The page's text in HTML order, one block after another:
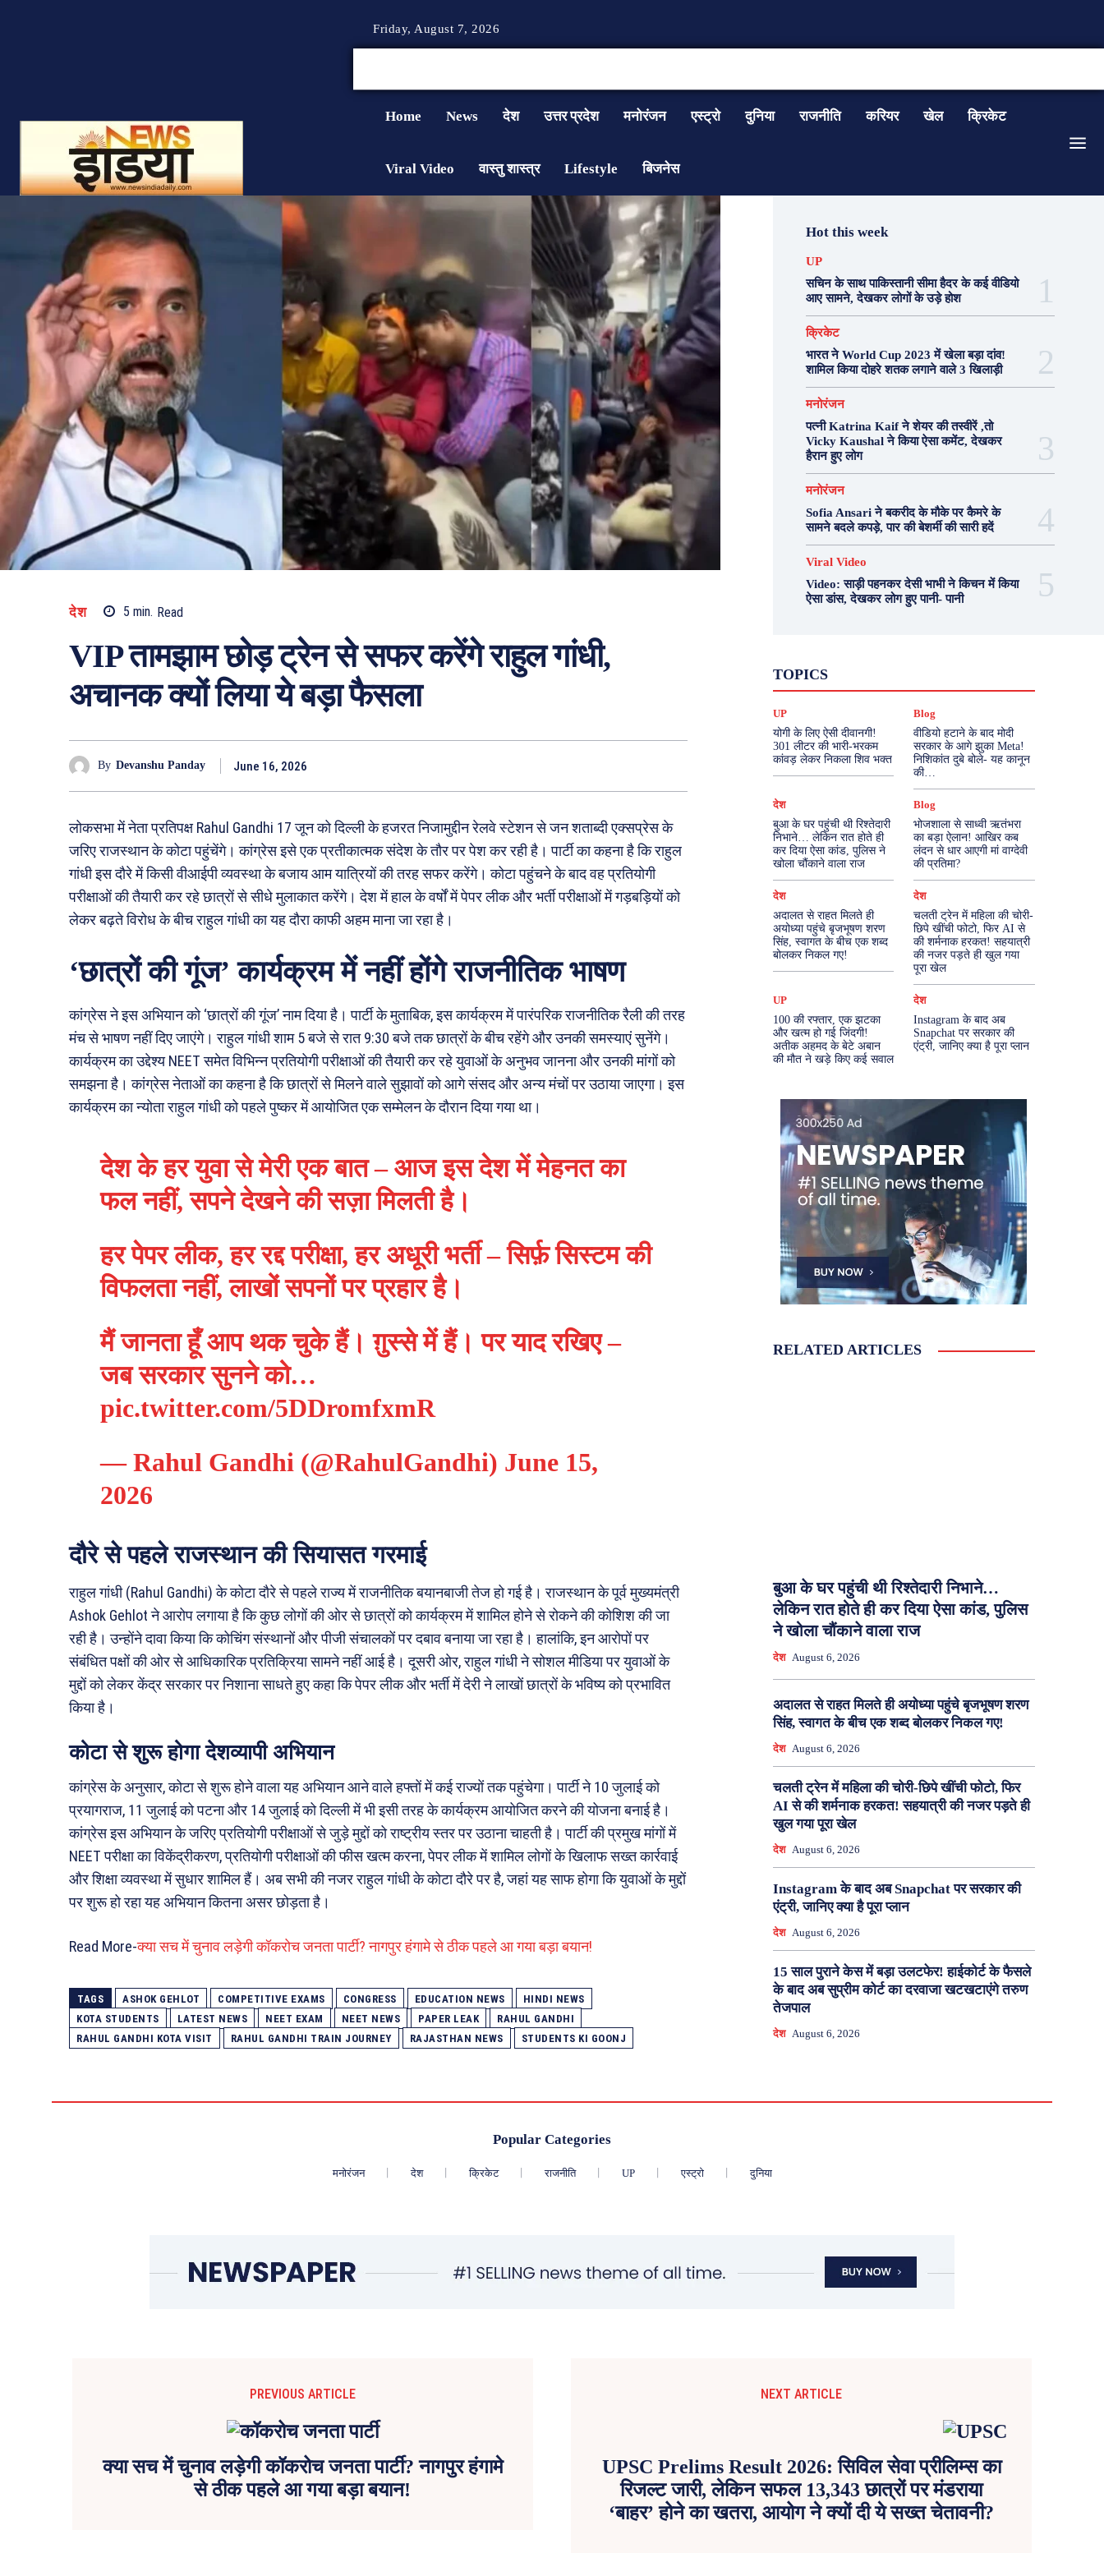
Friday, August 7, 2026
Home News देश उत्तर प्रदेश मनोरंजन एस्ट्रो दुनिया राजनीति करियर खेल क्रिकेट
Viral Video वास्तु शास्त्र Lifestyle बिजनेस
देश 5 min. Read
VIP तामझाम छोड़ ट्रेन से सफर करेंगे राहुल गांधी,
अचानक क्यों लिया ये बड़ा फैसला
By Devanshu Panday June 16, 2026
लोकसभा में नेता प्रतिपक्ष Rahul Gandhi 17 जून को दिल्ली के हजरत निजामुद्दीन रेलवे स्टेशन से जन शताब्दी एक्सप्रेस के
जरिए राजस्थान के कोटा पहुंचेंगे। कांग्रेस इसे एक प्रतीकात्मक संदेश के तौर पर पेश कर रही है। पार्टी का कहना है कि राहुल
गांधी इस दौरे में किसी वीआईपी व्यवस्था के बजाय आम यात्रियों की तरह सफर करेंगे। कोटा पहुंचने के बाद वह प्रतियोगी
परीक्षाओं की तैयारी कर रहे छात्रों से सीधे मुलाकात करेंगे। देश में हाल के वर्षों में पेपर लीक और भर्ती परीक्षाओं में गड़बड़ियों को
लेकर बढ़ते विरोध के बीच राहुल गांधी का यह दौरा काफी अहम माना जा रहा है।
‘छात्रों की गूंज’ कार्यक्रम में नहीं होंगे राजनीतिक भाषण
कांग्रेस ने इस अभियान को ‘छात्रों की गूंज’ नाम दिया है। पार्टी के मुताबिक, इस कार्यक्रम में पारंपरिक राजनीतिक रैली की तरह
मंच से भाषण नहीं दिए जाएंगे। राहुल गांधी शाम 5 बजे से रात 9:30 बजे तक छात्रों के बीच रहेंगे और उनकी समस्याएं सुनेंगे।
कार्यक्रम का उद्देश्य NEET समेत विभिन्न प्रतियोगी परीक्षाओं की तैयारी कर रहे युवाओं के अनुभव जानना और उनकी मांगों को
समझना है। कांग्रेस नेताओं का कहना है कि छात्रों से मिलने वाले सुझावों को आगे संसद और अन्य मंचों पर उठाया जाएगा। इस
कार्यक्रम का न्योता राहुल गांधी को पहले पुष्कर में आयोजित एक सम्मेलन के दौरान दिया गया था।
देश के हर युवा से मेरी एक बात – आज इस देश में मेहनत का
फल नहीं, सपने देखने की सज़ा मिलती है।
हर पेपर लीक, हर रद्द परीक्षा, हर अधूरी भर्ती – सिर्फ़ सिस्टम की
विफलता नहीं, लाखों सपनों पर प्रहार है।
मैं जानता हूँ आप थक चुके हैं। ग़ुस्से में हैं। पर याद रखिए –
जब सरकार सुनने को…
pic.twitter.com/5DDromfxmR
— Rahul Gandhi (@RahulGandhi) June 15,
2026
दौरे से पहले राजस्थान की सियासत गरमाई
राहुल गांधी (Rahul Gandhi) के कोटा दौरे से पहले राज्य में राजनीतिक बयानबाजी तेज हो गई है। राजस्थान के पूर्व मुख्यमंत्री
Ashok Gehlot ने आरोप लगाया है कि कुछ लोगों की ओर से छात्रों को कार्यक्रम में शामिल होने से रोकने की कोशिश की जा
रही है। उन्होंने दावा किया कि कोचिंग संस्थानों और पीजी संचालकों पर दबाव बनाया जा रहा है। हालांकि, इन आरोपों पर
संबंधित पक्षों की ओर से आधिकारिक प्रतिक्रिया सामने नहीं आई है। दूसरी ओर, राहुल गांधी ने सोशल मीडिया पर युवाओं के
मुद्दों को लेकर केंद्र सरकार पर निशाना साधते हुए कहा कि पेपर लीक और भर्ती में देरी ने लाखों छात्रों के भविष्य को प्रभावित
किया है।
कोटा से शुरू होगा देशव्यापी अभियान
कांग्रेस के अनुसार, कोटा से शुरू होने वाला यह अभियान आने वाले हफ्तों में कई राज्यों तक पहुंचेगा। पार्टी ने 10 जुलाई को
प्रयागराज, 11 जुलाई को पटना और 14 जुलाई को दिल्ली में भी इसी तरह के कार्यक्रम आयोजित करने की योजना बनाई है।
कांग्रेस इस अभियान के जरिए प्रतियोगी परीक्षाओं से जुड़े मुद्दों को राष्ट्रीय स्तर पर उठाना चाहती है। पार्टी की प्रमुख मांगों में
NEET परीक्षा का विकेंद्रीकरण, प्रतियोगी परीक्षाओं की फीस खत्म करना, पेपर लीक में शामिल लोगों के खिलाफ सख्त कार्रवाई
और शिक्षा व्यवस्था में सुधार शामिल हैं। अब सभी की नजर राहुल गांधी के कोटा दौरे पर है, जहां यह साफ होगा कि युवाओं के मुद्दों
पर शुरू हो रहा यह अभियान कितना असर छोड़ता है।
Read More-क्या सच में चुनाव लड़ेगी कॉकरोच जनता पार्टी? नागपुर हंगामे से ठीक पहले आ गया बड़ा बयान!
TAGS ASHOK GEHLOT COMPETITIVE EXAMS CONGRESS EDUCATION NEWS
HINDI NEWS
KOTA STUDENTS
LATEST NEWS NEET EXAM NEET NEWS PAPER LEAK
RAHUL GANDHI
RAHUL GANDHI KOTA VISIT
RAHUL GANDHI TRAIN JOURNEY RAJASTHAN NEWS STUDENTS KI GOONJ
Hot this week
UP
सचिन के साथ पाकिस्तानी सीमा हैदर के कई वीडियो
आए सामने, देखकर लोगों के उड़े होश
क्रिकेट
भारत ने World Cup 2023 में खेला बड़ा दांव!
शामिल किया दोहरे शतक लगाने वाले 3 खिलाड़ी
मनोरंजन
पत्नी Katrina Kaif ने शेयर की तस्वीरें ,तो
Vicky Kaushal ने किया ऐसा कमेंट, देखकर
हैरान हुए लोग
मनोरंजन
Sofia Ansari ने बकरीद के मौके पर कैमरे के
सामने बदले कपड़े, पार की बेशर्मी की सारी हदें
Viral Video
Video: साड़ी पहनकर देसी भाभी ने किचन में किया
ऐसा डांस, देखकर लोग हुए पानी- पानी
TOPICS
दुनिया
मनोरंजन
राजनीति वास्तु शास्त्र
More
UP
योगी के लिए ऐसी दीवानगी!
301 लीटर की भारी-भरकम
कांवड़ लेकर निकला शिव भक्त
Blog
वीडियो हटाने के बाद मोदी
सरकार के आगे झुका Meta!
निशिकांत दुबे बोले- यह कानून
की…
देश
बुआ के घर पहुंची थी रिश्तेदारी
निभाने… लेकिन रात होते ही
कर दिया ऐसा कांड, पुलिस ने
खोला चौंकाने वाला राज
Blog
भोजशाला से साध्वी ऋतंभरा
का बड़ा ऐलान! आखिर कब
लंदन से धार आएगी मां वाग्देवी
की प्रतिमा?
देश
अदालत से राहत मिलते ही
अयोध्या पहुंचे बृजभूषण शरण
सिंह, स्वागत के बीच एक शब्द
बोलकर निकल गए!
देश
चलती ट्रेन में महिला की चोरी-
छिपे खींची फोटो, फिर AI से
की शर्मनाक हरकत! सहयात्री
की नजर पड़ते ही खुल गया
पूरा खेल
UP
100 की रफ्तार, एक झटका
और खत्म हो गई जिंदगी!
अतीक अहमद के बेटे अबान
की मौत ने खड़े किए कई सवाल
देश
Instagram के बाद अब
Snapchat पर सरकार की
एंट्री, जानिए क्या है पूरा प्लान
RELATED ARTICLES
बुआ के घर पहुंची थी रिश्तेदारी निभाने…
लेकिन रात होते ही कर दिया ऐसा कांड, पुलिस
ने खोला चौंकाने वाला राज
देश August 6, 2026
अदालत से राहत मिलते ही अयोध्या पहुंचे बृजभूषण शरण
सिंह, स्वागत के बीच एक शब्द बोलकर निकल गए!
देश August 6, 2026
चलती ट्रेन में महिला की चोरी-छिपे खींची फोटो, फिर
AI से की शर्मनाक हरकत! सहयात्री की नजर पड़ते ही
खुल गया पूरा खेल
देश August 6, 2026
Instagram के बाद अब Snapchat पर सरकार की
एंट्री, जानिए क्या है पूरा प्लान
देश August 6, 2026
15 साल पुराने केस में बड़ा उलटफेर! हाईकोर्ट के फैसले
के बाद अब सुप्रीम कोर्ट का दरवाजा खटखटाएंगे तरुण
तेजपाल
देश August 6, 2026
Popular Categories
मनोरंजन देश क्रिकेट राजनीति UP एस्ट्रो दुनिया
PREVIOUS ARTICLE
क्या सच में चुनाव लड़ेगी कॉकरोच जनता पार्टी? नागपुर हंगामे
से ठीक पहले आ गया बड़ा बयान!
NEXT ARTICLE
UPSC Prelims Result 2026: सिविल सेवा प्रीलिम्स का
रिजल्ट जारी, लेकिन सफल 13,343 छात्रों पर मंडराया
‘बाहर’ होने का खतरा, आयोग ने क्यों दी ये सख्त चेतावनी?